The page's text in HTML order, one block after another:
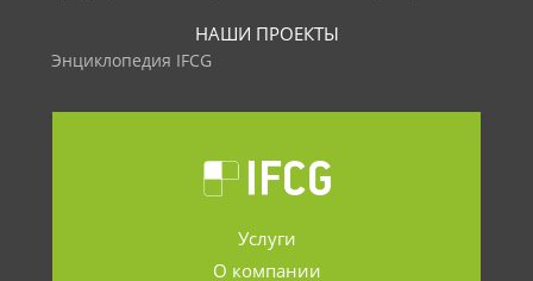
НАШИ ПРОЕКТЫ
Энциклопедия IFCG
Услуги
О компании